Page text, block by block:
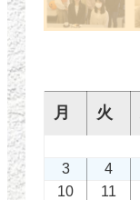
月 火
3
4
10
11